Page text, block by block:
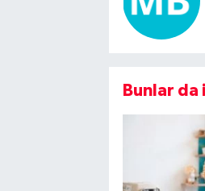
Bunlar